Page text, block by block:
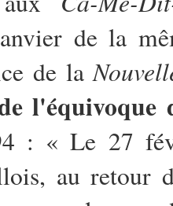
de la
de la
l'équivoque
: « Le 27
au retour